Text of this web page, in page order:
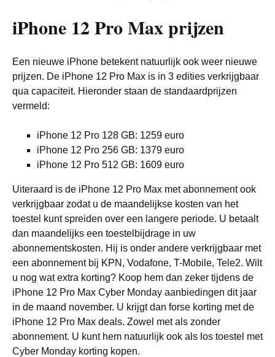
iPhone 12 Pro Max prijzen
Een nieuwe iPhone betekent natuurlijk ook weer nieuwe
prijzen. De iPhone 12 Pro Max is in 3 edities verkrijgbaar
qua capaciteit. Hieronder staan de standaardprijzen
vermeld:
iPhone 12 Pro 128 GB: 1259 euro
iPhone 12 Pro 256 GB: 1379 euro
iPhone 12 Pro 512 GB: 1609 euro
Uiteraard is de iPhone 12 Pro Max met abonnement ook
verkrijgbaar zodat u de maandelijkse kosten van het
toestel kunt spreiden over een langere periode. U betaalt
dan maandelijks een toestelbijdrage in uw
abonnementskosten. Hij is onder andere verkrijgbaar met
een abonnement bij KPN, Vodafone, T-Mobile, Tele2. Wilt
u nog wat extra korting? Koop hem dan zeker tijdens de
iPhone 12 Pro Max Cyber Monday aanbiedingen dit jaar
in de maand november. U krijgt dan forse korting met de
iPhone 12 Pro Max deals. Zowel met als zonder
abonnement. U kunt hem natuurlijk ook als los toestel met
Cyber Monday korting kopen.